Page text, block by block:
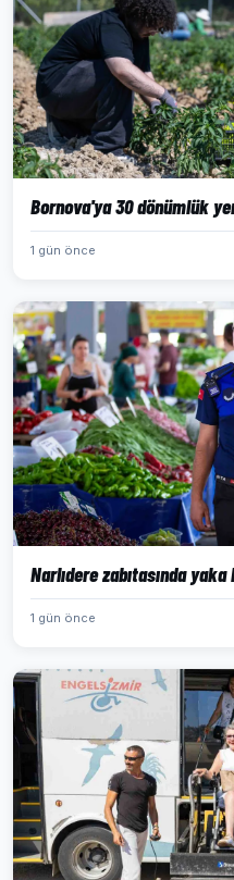
Bornova'ya 30 dönümlük
1 gün önce
Narlıdere zabıtasında
1 gün önce